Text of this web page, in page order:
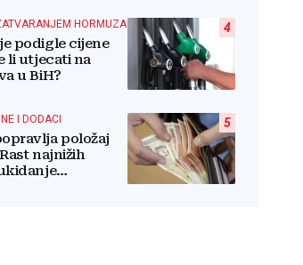
4
HORMUZA
podigle cijene
li utjecati na
u BiH?
5
I DODACI
položaj
najnižih